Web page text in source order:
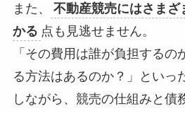
また、
不動産競売にはさまざ
かる 点も見逃せません。
「その費用は誰が負担するの
る方法はあるのか？」といっ
しながら、競売の仕組みと債